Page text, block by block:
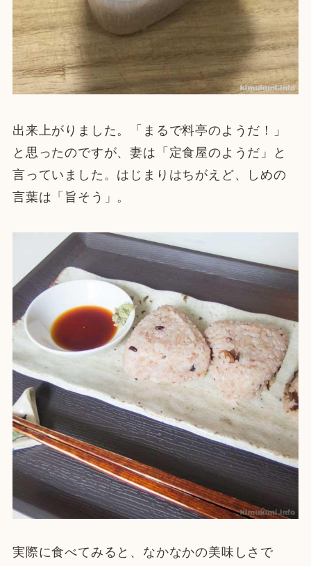
出来上がりました。「まるで料亭のようだ！」
と思ったのですが、妻は「定食屋のようだ」と
言っていました。はじまりはちがえど、しめの
言葉は「旨そう」。
実際に食べてみると、なかなかの美味しさで